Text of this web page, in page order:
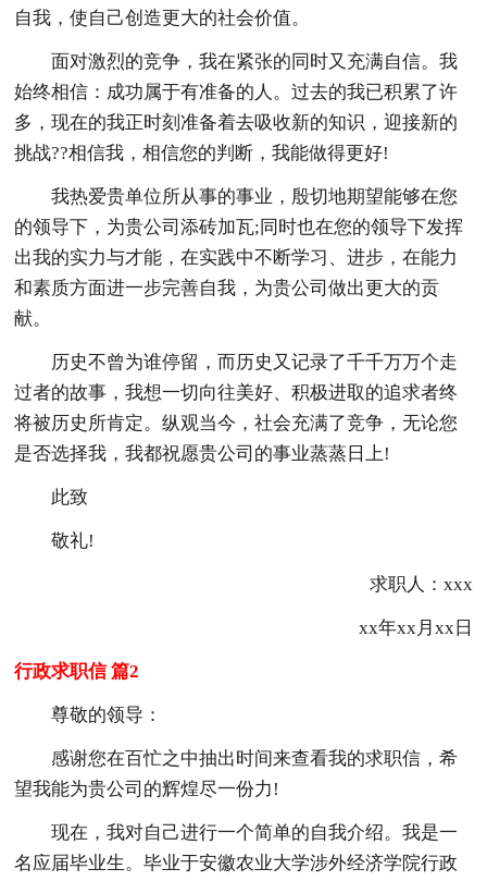
自我，使自己创造更大的社会价值。
面对激烈的竞争，我在紧张的同时又充满自信。我
始终相信：成功属于有准备的人。过去的我已积累了许
多，现在的我正时刻准备着去吸收新的知识，迎接新的
挑战??相信我，相信您的判断，我能做得更好!
我热爱贵单位所从事的事业，殷切地期望能够在您
的领导下，为贵公司添砖加瓦;同时也在您的领导下发挥
出我的实力与才能，在实践中不断学习、进步，在能力
和素质方面进一步完善自我，为贵公司做出更大的贡
献。
历史不曾为谁停留，而历史又记录了千千万万个走
过者的故事，我想一切向往美好、积极进取的追求者终
将被历史所肯定。纵观当今，社会充满了竞争，无论您
是否选择我，我都祝愿贵公司的事业蒸蒸日上!
此致
敬礼!
求职人：xxx
xx年xx月xx日
行政求职信 篇2
尊敬的领导：
感谢您在百忙之中抽出时间来查看我的求职信，希
望我能为贵公司的辉煌尽一份力!
现在，我对自己进行一个简单的自我介绍。我是一
名应届毕业生。毕业于安徽农业大学涉外经济学院行政